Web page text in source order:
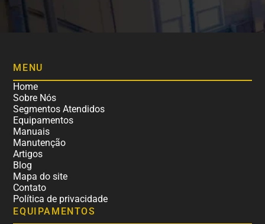
MENU
Home
Sobre Nós
Segmentos Atendidos
Equipamentos
Manuais
Manutenção
Artigos
Blog
Mapa do site
Contato
Política de privacidade
EQUIPAMENTOS